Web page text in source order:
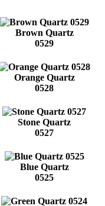
Brown Quartz
0529
Orange Quartz
0528
Stone Quartz
0527
Blue Quartz
0525